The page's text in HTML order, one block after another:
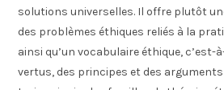
solutions universelles. Il offre plutôt
des problèmes éthiques reliés à la
ainsi qu’un vocabulaire éthique, c’est-
vertus, des principes et des